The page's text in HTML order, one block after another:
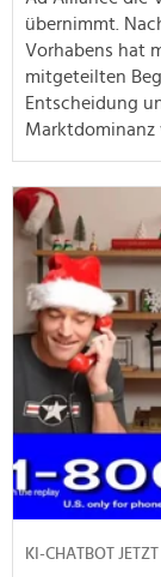
übernimmt.
Vorhabens hat
mitgeteilten
Entscheidung
Marktdominanz
KI-CHATBOT